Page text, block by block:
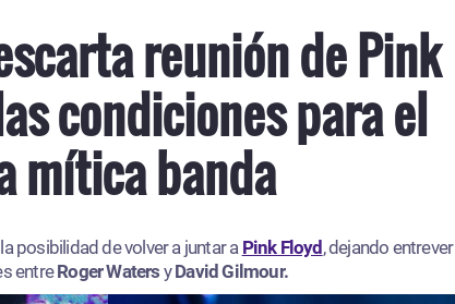
reunión de Pink
condiciones para el
mítica banda
posibilidad de volver a juntar aPink Floyd , dejando entrever
entreRoger Waters yDavid Gilmour.
OXÍGENO EN TU CIUDAD
Arequipa
93.5 FM